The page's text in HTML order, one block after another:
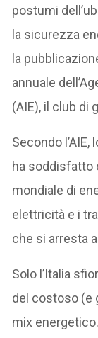
postumi
la sicurezza
la
annuale
(AIE), il club di
Secondo
ha soddisfatto
mondiale di
elettricità e i
che si arresta
Solo l’Italia
del costoso (e
mix